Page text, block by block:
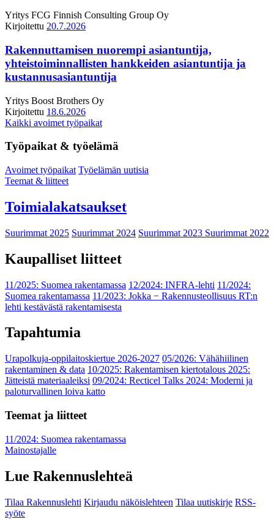
Yritys FCG Finnish Consulting Group Oy
Kirjoitettu 20.7.2026
Rakennuttamisen nuorempi asiantuntija,
yhteistoiminnallisten hankkeiden asiantuntija ja
kustannusasiantuntija
Yritys Boost Brothers Oy
Kirjoitettu 18.6.2026
Kaikki avoimet työpaikat
Työpaikat & työelämä
Avoimet työpaikat Työelämän uutisia
Teemat & liitteet
Toimialakatsaukset
Suurimmat 2025 Suurimmat 2024 Suurimmat 2023 Suurimmat 2022
Kaupalliset liitteet
11/2025: Suomea rakentamassa 12/2024: INFRA-lehti 11/2024:
Suomea rakentamassa 11/2023: Jokka − Rakennusteollisuus RT:n
lehti kestävästä rakentamisesta
Tapahtumia
Urapolkuja-oppilaitoskiertue 2026-2027 05/2026: Vähähiilinen
rakentaminen & data 10/2025: Rakentamisen kiertotalous 2025:
Jätteistä materiaaleiksi 09/2024: Recticel Talks 2024: Moderni ja
paloturvallinen loiva katto
Teemat ja liitteet
11/2024: Suomea rakentamassa
Mainostajalle
Lue Rakennuslehteä
Tilaa Rakennuslehti Kirjaudu näköislehteen Tilaa uutiskirje RSS-
syöte